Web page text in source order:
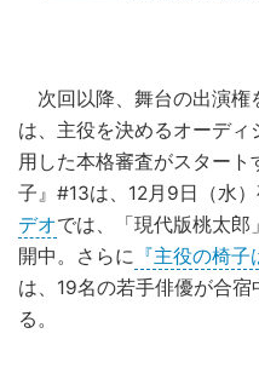
次回以降、舞台の出演権
は、主役を決めるオーデ
用した本格審査がスター
子』#13は、12月9日（水
デオでは、「現代版桃太郎
開中。さらに 『主役の椅
は、19名の若手俳優が合
る。